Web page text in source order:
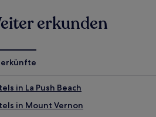
San Juan Islands Museum of Art
Whale Museum
Lopez Island Historical Museum
Lopez Island Golfklub
nach Friday Harbor
erkunden
in La Push Beach
in Mount Vernon